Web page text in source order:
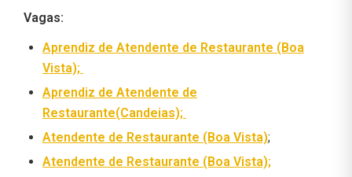
Vagas:
Aprendiz de Atendente de Restaurante (Boa
Vista);
Aprendiz de Atendente de
Restaurante(Candeias);
Atendente de Restaurante (Boa Vista);
Atendente de Restaurante (Boa Vista);